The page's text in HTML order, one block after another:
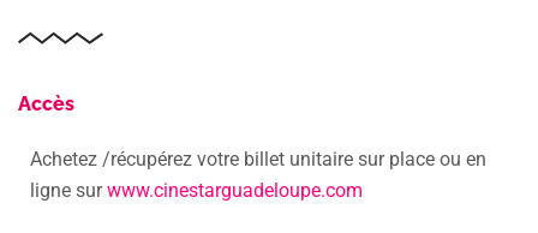
Accès
Ache­tez /récupérez votre billet unitaire sur place ou en
ligne sur www.cinestarguadeloupe.com